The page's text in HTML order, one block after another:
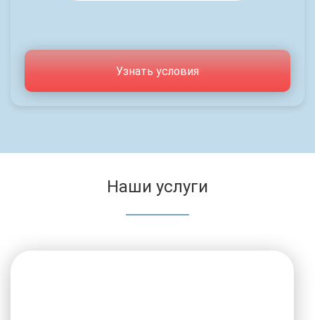
Узнать условия
Наши услуги